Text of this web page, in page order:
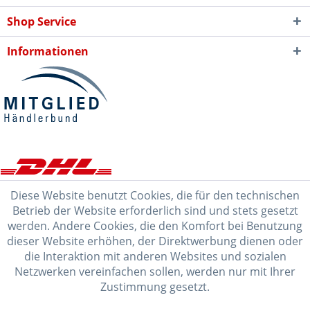
Shop Service
Informationen
Diese Website benutzt Cookies, die für den technischen
Betrieb der Website erforderlich sind und stets gesetzt
werden. Andere Cookies, die den Komfort bei Benutzung
dieser Website erhöhen, der Direktwerbung dienen oder
die Interaktion mit anderen Websites und sozialen
Netzwerken vereinfachen sollen, werden nur mit Ihrer
Zustimmung gesetzt.